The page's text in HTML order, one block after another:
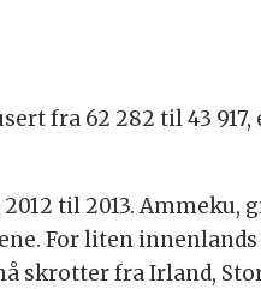
fra 62 282 til 43 917,
til 2013. Ammeku,
For liten
skrotter fra Irland,